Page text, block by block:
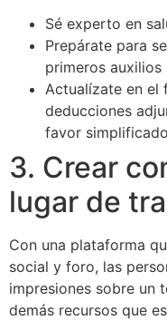
Sé experto en
Prepárate para
primeros auxilios
Actualízate en el
deducciones
favor simplificado
3. Crear
lugar de
Con una plataforma
social y foro, las
impresiones sobre un
demás recursos que